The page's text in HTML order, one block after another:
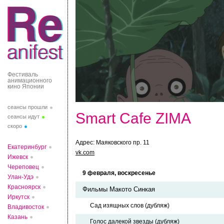
Фестиваль
анимационного
кино Японии
сеансы прошли
сеансы идут
скоро
Екатеринбург
Ижевск
Череповец
Улан-Удэ
Красноярск
Иркутск
Владивосток
Казань
Smart Cafe ZIMA
Адрес: Маяковского пр. 11
vk.com
9 февраля, воскресенье
Фильмы Макото Синкая
Сад изящных слов (дубляж)
Голос далекой звезды (дубляж)